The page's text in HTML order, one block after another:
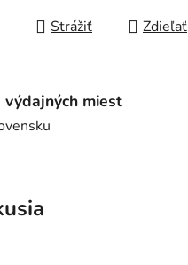
Strážiť Zdieľať
výdajných miest